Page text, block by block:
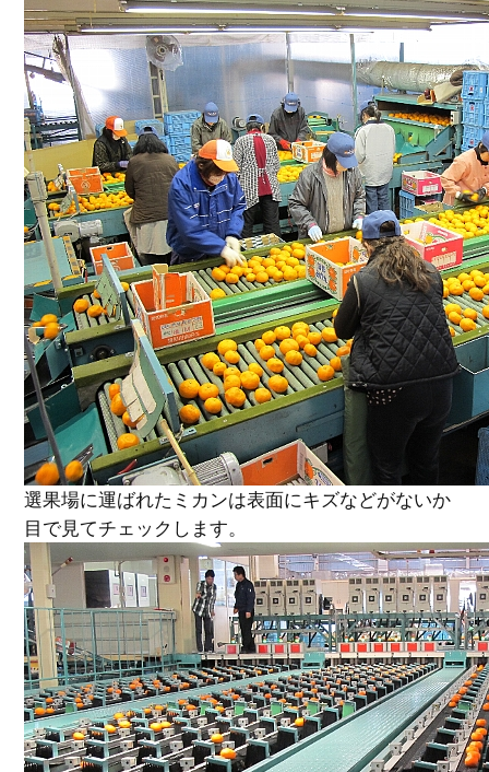
選果場に運ばれたミカンは表面にキズなどがないか
目で見てチェックします。